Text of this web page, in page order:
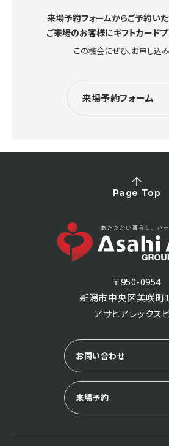
来場予約フォームからご予約い
ご来場のお客様にギフトカード
この機会にぜひ、お申し込
来場予約フォーム
Page Top
〒950-0954
新潟市中央区美咲町
アサヒアレックス
お問い合わせ
来場予約